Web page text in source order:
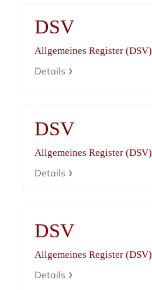
DSV
Allgemeines Register (DSV)
Details
DSV
Allgemeines Register (DSV)
Details
DSV
Allgemeines Register (DSV)
Details